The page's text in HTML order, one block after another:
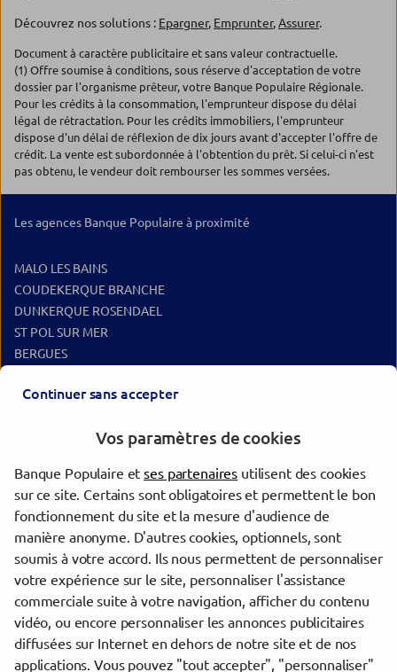
Découvrez nos solutions : Epargner, Emprunter,Assurer.
Document à caractère publicitaire et sans valeur contractuelle.
(1) Offre soumise à conditions, sous réserve d'acceptation de votre
dossier par l'organisme prêteur, votre Banque Populaire Régionale.
Pour les crédits à la consommation, l'emprunteur dispose du délai
légal de rétractation. Pour les crédits immobiliers, l'emprunteur
dispose d'un délai de réflexion de dix jours avant d'accepter l'offre de
crédit. La vente est subordonnée à l'obtention du prêt. Si celui-ci n'est
pas obtenu, le vendeur doit rembourser les sommes versées.
Les agences Banque Populaire à proximité
MALO LES BAINS
COUDEKERQUE BRANCHE
DUNKERQUE ROSENDAEL
ST POL SUR MER
BERGUES
Dunkerque
Grande-Synthe
Hazebrouck
Calais
Trouver une agence Banque Populaire
Nord
Dunkerque
DUNKERQUE
Continuer sans accepter
Vos paramètres de cookies
Banque Populaire etses partenaires utilisent des cookies
sur ce site. Certains sont obligatoires et permettent le bon
fonctionnement du site et la mesure d'audience de
manière anonyme. D'autres cookies, optionnels, sont
soumis à votre accord. Ils nous permettent de personnaliser
votre expérience sur le site, personnaliser l'assistance
commerciale suite à votre navigation, afficher du contenu
vidéo, ou encore personnaliser les annonces publicitaires
diffusées sur Internet en dehors de notre site et de nos
applications. Vous pouvez "tout accepter", "personnaliser"